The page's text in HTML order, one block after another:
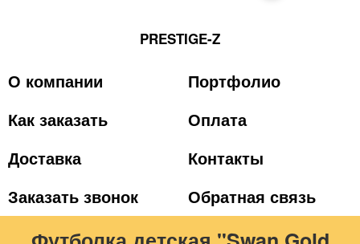
PRESTIGE-Z
О компании
Портфолио
Как заказать
Оплата
Доставка
Контакты
Заказать звонок
Обратная связь